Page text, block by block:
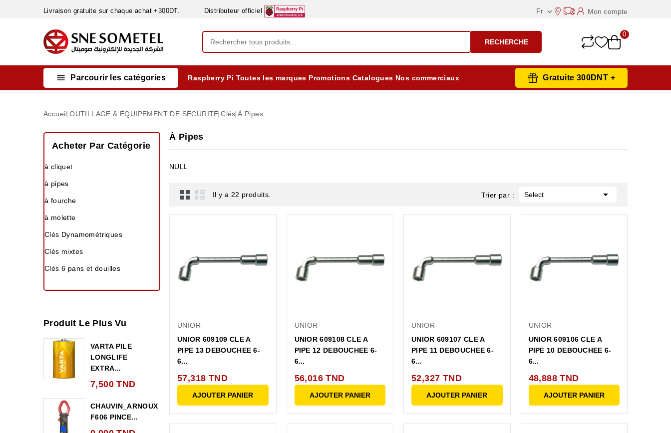
Livraison gratuite sur chaque achat +300DT. Distributeur officiel Fr  Mon compte
RECHERCHE
0
 Parcourir les catégories Raspberry Pi Toutes les marques Promotions Catalogues Nos commerciaux Gratuite 300DNT +
Accueil OUTILLAGE & ÉQUIPEMENT DE SÉCURITÉ Clés À Pipes
Acheter Par Catégorie
à cliquet
à pipes
à fourche
à molette
Clés Dynamométriques
Clés mixtes
Clés 6 pans et douilles
Produit Le Plus Vu
VARTA PILE
LONGLIFE
EXTRA...
7,500 TND
CHAUVIN_ARNOUX
F606 PINCE...
À Pipes
NULL
Il y a 22 produits. Trier par : Select 
UNIOR
UNIOR 609109 CLE A
PIPE 13 DEBOUCHEE 6-
6...
57,318 TND
AJOUTER PANIER
UNIOR
UNIOR 609108 CLE A
PIPE 12 DEBOUCHEE 6-
6...
56,016 TND
AJOUTER PANIER
UNIOR
UNIOR 609107 CLE A
PIPE 11 DEBOUCHEE 6-
6...
52,327 TND
AJOUTER PANIER
UNIOR
UNIOR 609106 CLE A
PIPE 10 DEBOUCHEE 6-
6...
48,888 TND
AJOUTER PANIER